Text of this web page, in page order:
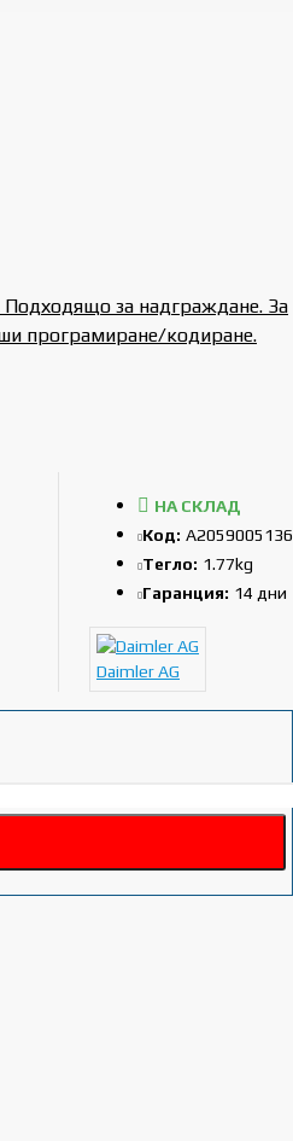
за надграждане. За
програмиране/кодиране.
НА СКЛАД
Код: A2059005136
Тегло: 1.77kg
Гаранция: 14 дни
Daimler AG